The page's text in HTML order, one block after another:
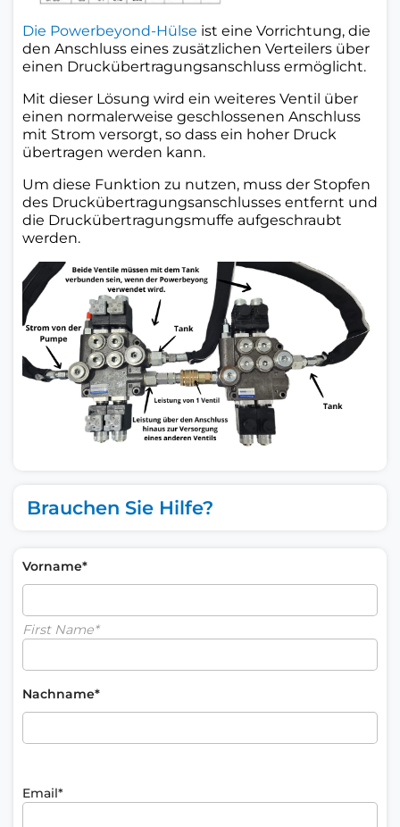
Die Powerbeyond-Hülse ist eine Vorrichtung, die
den Anschluss eines zusätzlichen Verteilers über
einen Druckübertragungsanschluss ermöglicht.
Mit dieser Lösung wird ein weiteres Ventil über
einen normalerweise geschlossenen Anschluss
mit Strom versorgt, so dass ein hoher Druck
übertragen werden kann.
Um diese Funktion zu nutzen, muss der Stopfen
des Druckübertragungsanschlusses entfernt und
die Druckübertragungsmuffe aufgeschraubt
werden.
Brauchen Sie Hilfe?
Vorname*
First Name*
Nachname*
Email*